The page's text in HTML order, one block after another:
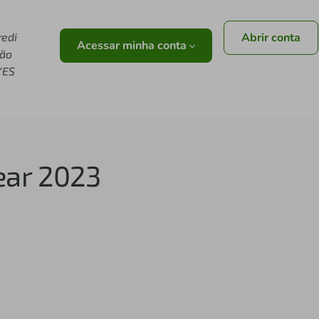
Acessar minha conta Abrir conta
2023